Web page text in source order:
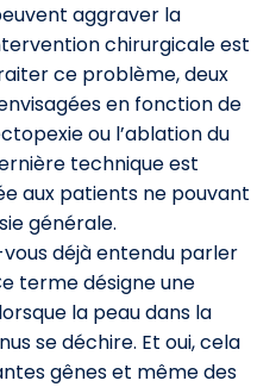
aggraver la
chirurgicale est
ce problème, deux
en fonction de
ou l’ablation du
technique est
aux patients ne pouvant
générale.
déjà entendu parler
terme désigne une
la peau dans la
se déchire. Et oui, cela
gênes et même des